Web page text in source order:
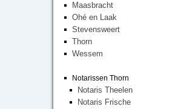
Maasbracht
Ohé en Laak
Stevensweert
Thorn
Wessem
Notarissen Thorn
Notaris Theelen
Notaris Frische